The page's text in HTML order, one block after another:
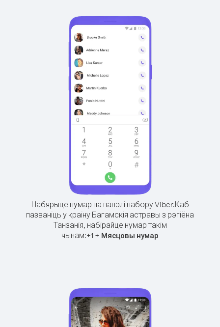
Набярыце нумар на панэлі набору Viber.Каб
пазваніць у краіну Багамскія астравы з рэгіёна
Танзанія, набірайце нумар такім
чынам:+1 + Мясцовы нумар